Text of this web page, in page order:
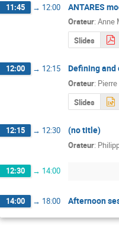
11:45 → 12:00 ANTARES
Orateur: Anne
Slides
12:00 → 12:15 Defining
Orateur: Pierre
Slides
12:15 → 12:30 (no title)
Orateur:
12:30 → 14:00
14:00 → 18:00 Afternoon